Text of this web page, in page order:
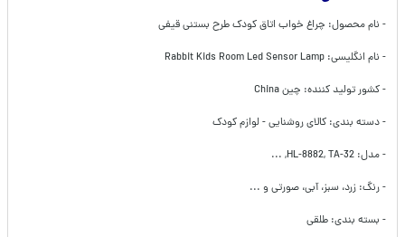
- نام محصول: چراغ خواب اتاق کودک طرح بستنی قیفی
- نام انگلیسی: Rabbit Kids Room Led Sensor Lamp
- کشور تولید کننده: چین China
- دسته بندی: کالای روشنایی - لوازم کودک
- مدل: HL-8882, TA-32, ...
- رنگ: زرد، سبز، آبی، صورتی و ...
- بسته بندی: طلقی